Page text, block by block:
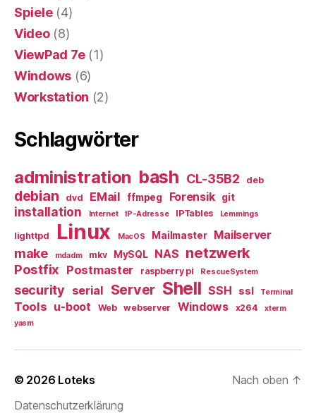
Spiele(4)
Video(8)
ViewPad 7e(1)
Windows (6)
Workstation (2)
Schlagwörter
administration bash CL-35B2 deb
debian dvd EMail ffmpeg Forensik git
installation Internet IP-Adresse IPTables Lemmings
lighttpd Linux MacOS Mailmaster Mailserver
make mdadm mkv MySQL NAS netzwerk
Postfix Postmaster raspberry pi RescueSystem
security serial Server Shell SSH ssl Terminal
Tools u-boot Web webserver Windows x264
xterm
yasm
© 2026 Loteks
Datenschutzerklärung
Nach oben ↑